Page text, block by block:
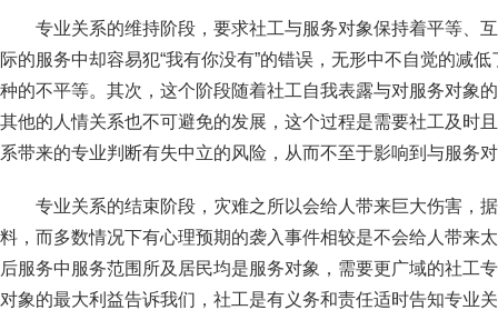
专业关系的维持阶段，要求社工与服务对象保持着平等、
际的服务中却容易犯“我有你没有”的错误，无形中不自觉的减
种的不平等。其次，这个阶段随着社工自我表露与对服务对象
其他的人情关系也不可避免的发展，这个过程是需要社工及时
系带来的专业判断有失中立的风险，从而不至于影响到与服务
专业关系的结束阶段，灾难之所以会给人带来巨大伤害，
料，而多数情况下有心理预期的袭入事件相较是不会给人带来
后服务中服务范围所及居民均是服务对象，需要更广域的社工
对象的最大利益告诉我们，社工是有义务和责任适时告知专业